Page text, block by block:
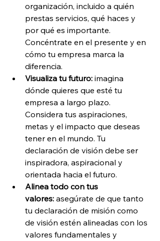
organización, incluido a quién
prestas servicios, qué haces y
por qué es importante.
Concéntrate en el presente y en
cómo tu empresa marca la
diferencia.
Visualiza tu futuro: imagina
dónde quieres que esté tu
empresa a largo plazo.
Considera tus aspiraciones,
metas y el impacto que deseas
tener en el mundo. Tu
declaración de visión debe ser
inspiradora, aspiracional y
orientada hacia el futuro.
Alinea todo con tus
valores: asegúrate de que tanto
tu declaración de misión como
de visión estén alineadas con los
valores fundamentales y